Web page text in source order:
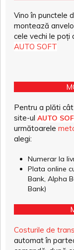
Vino în punctele
montează
cele vechi le poți
AUTO SOFT
Pentru a plăti
site-ul AUTO
următoarele
alegi:
Numerar la
Plata online
Bank, Alpha
Bank)
Costurile de
automat în